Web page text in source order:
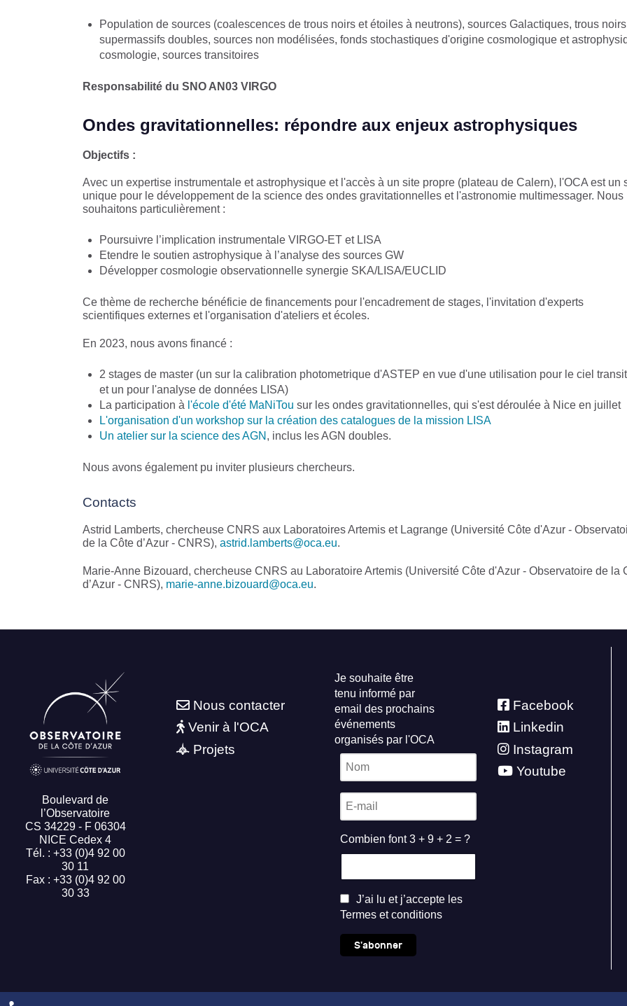
Population de sources (coalescences de trous noirs et étoiles à neutrons), sources Galactiques, trous noirs
supermassifs doubles, sources non modélisées, fonds stochastiques d'origine cosmologique et
cosmologie, sources transitoires
Responsabilité du SNO AN03 VIRGO
Ondes gravitationnelles: répondre aux enjeux astrophysiques
Objectifs :
Avec un expertise instrumentale et astrophysique et l'accès à un site propre (plateau de Calern), l'OCA est un
unique pour le développement de la science des ondes gravitationnelles et l'astronomie multimessager. Nous
souhaitons particulièrement :
Poursuivre l’implication instrumentale VIRGO-ET et LISA​
Etendre le soutien astrophysique à l’analyse des sources GW​
Développer cosmologie observationnelle synergie SKA/LISA/EUCLID​
Ce thème de recherche bénéficie de financements pour l'encadrement de stages, l'invitation d'experts
scientifiques externes et l'organisation d'ateliers et écoles.
En 2023, nous avons financé :
2 stages de master (un sur la calibration photometrique d'ASTEP en vue d'une utilisation pour le ciel
et un pour l'analyse de données LISA)
La participation à l'école d'été MaNiTou sur les ondes gravitationnelles, qui s'est déroulée à Nice en juillet
L'organisation d'un workshop sur la création des catalogues de la mission LISA
Un atelier sur la science des AGN , inclus les AGN doubles.
Nous avons également pu inviter plusieurs chercheurs.
Contacts
Astrid Lamberts, chercheuse CNRS aux Laboratoires Artemis et Lagrange (Université Côte d'Azur -
de la Côte d’Azur - CNRS), astrid.lamberts@oca.eu.
Marie-Anne Bizouard, chercheuse CNRS au Laboratoire Artemis (Université Côte d'Azur - Observatoire de la
d’Azur - CNRS), marie-anne.bizouard@oca.eu.
Boulevard de
l’Observatoire
CS 34229 - F 06304
NICE Cedex 4
Tél. : +33 (0)4 92 00
30 11
Fax : +33 (0)4 92 00
30 33
Nous contacter
Venir à l'OCA
Projets
Je souhaite être
tenu informé par
email des prochains
événements
organisés par l'OCA
Combien font 3 + 9 + 2 = ?
J’ai lu et j’accepte les
Termes et conditions
S'abonner
Facebook
Linkedin
Instagram
Youtube